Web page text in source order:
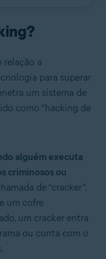
relação a
para superar
um sistema de
como “hacking de
alguém executa
criminosos ou
de “cracker”.
um cofre
um cracker entra
ou conta com o